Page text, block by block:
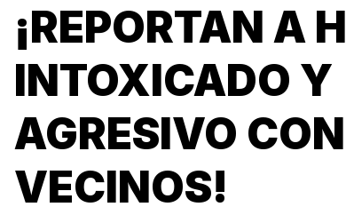
¡REPORTAN A
INTOXICADO Y
AGRESIVO
VECINOS!